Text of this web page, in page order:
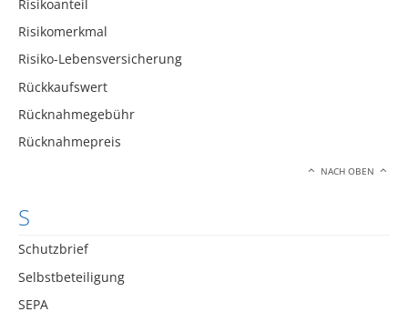
Risikoanteil
Risikomerkmal
Risiko-Lebensversicherung
Rückkaufswert
Rücknahmegebühr
Rücknahmepreis
NACH OBEN
S
Schutzbrief
Selbstbeteiligung
SEPA